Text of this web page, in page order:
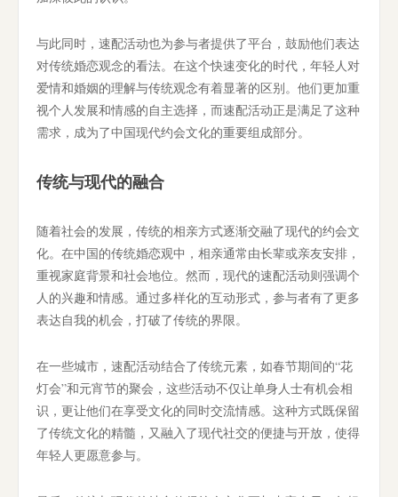
与此同时，速配活动也为参与者提供了平台，鼓励他们表达
对传统婚恋观念的看法。在这个快速变化的时代，年轻人对
爱情和婚姻的理解与传统观念有着显著的区别。他们更加重
视个人发展和情感的自主选择，而速配活动正是满足了这种
需求，成为了中国现代约会文化的重要组成部分。
传统与现代的融合
随着社会的发展，传统的相亲方式逐渐交融了现代的约会文
化。在中国的传统婚恋观中，相亲通常由长辈或亲友安排，
重视家庭背景和社会地位。然而，现代的速配活动则强调个
人的兴趣和情感。通过多样化的互动形式，参与者有了更多
表达自我的机会，打破了传统的界限。
在一些城市，速配活动结合了传统元素，如春节期间的“花
灯会”和元宵节的聚会，这些活动不仅让单身人士有机会相
识，更让他们在享受文化的同时交流情感。这种方式既保留
了传统文化的精髓，又融入了现代社交的便捷与开放，使得
年轻人更愿意参与。